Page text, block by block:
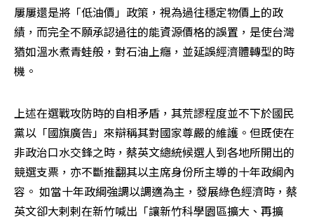
屢屢還是將「低油價」政策，視為過往穩定物價上的政
績，而完全不願承認過往的能資源價格的誤置，是使台灣
猶如溫水煮青蛙般，對石油上癮，並延誤經濟體轉型的時
機。
上述在選戰攻防時的自相矛盾，其荒謬程度並不下於國民
黨以「國旗廣告」來辯稱其對國家尊嚴的維護。但既使在
非政治口水交鋒之時，蔡英文總統候選人到各地所開出的
競選支票，亦不斷推翻其以主席身份所主導的十年政綱內
容。 如當十年政綱強調以調適為主，發展綠色經濟時，蔡
英文卻大剌剌在新竹喊出「讓新竹科學園區擴大、再擴